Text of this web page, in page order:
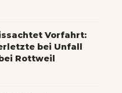
Vorfahrt:
bei Unfall
Rottweil